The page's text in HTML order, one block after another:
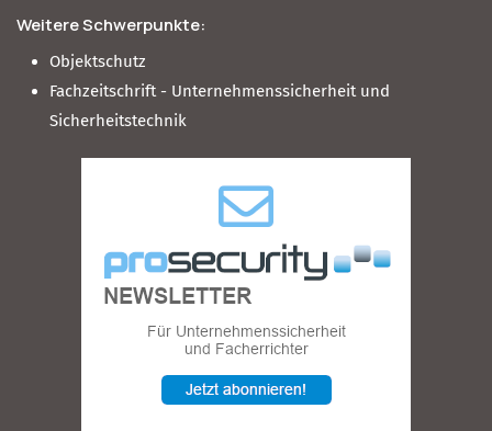
Weitere Schwerpunkte:
Objektschutz
Fachzeitschrift - Unternehmenssicherheit und
Sicherheitstechnik